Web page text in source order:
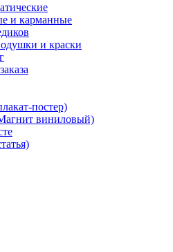
и карманные
и краски
постер)
виниловый)